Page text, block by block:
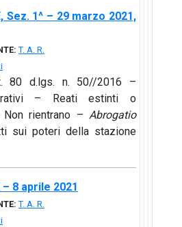
Sez. 1^ – 29 marzo 2021,
T. A. R.
80 d.lgs. n. 50//2016 –
– Reati estinti o
Non rientrano –Abrogatio
sui poteri della stazione
– 8 aprile 2021
T. A. R.